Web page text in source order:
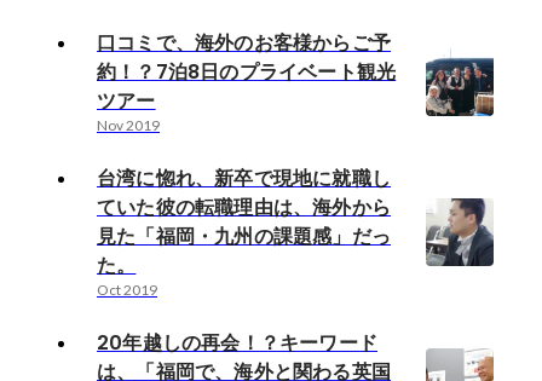
口コミで、海外のお客様からご予
約！？7泊8日のプライベート観光
ツアー
Nov 2019
台湾に惚れ、新卒で現地に就職し
ていた彼の転職理由は、海外から
見た「福岡・九州の課題感」だっ
た。
Oct 2019
20年越しの再会！？キーワード
は、「福岡で、海外と関わる英国